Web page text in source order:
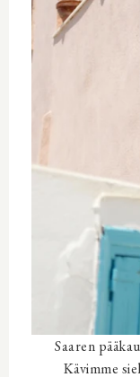
Saaren
Kävimme